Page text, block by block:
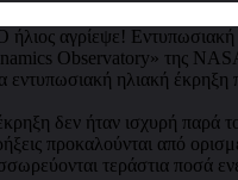
εντυπωσιακή ηλιακή έκρηξη
δεν ήταν ισχυρή παρά
προκαλούνται από
τεράστια ποσά